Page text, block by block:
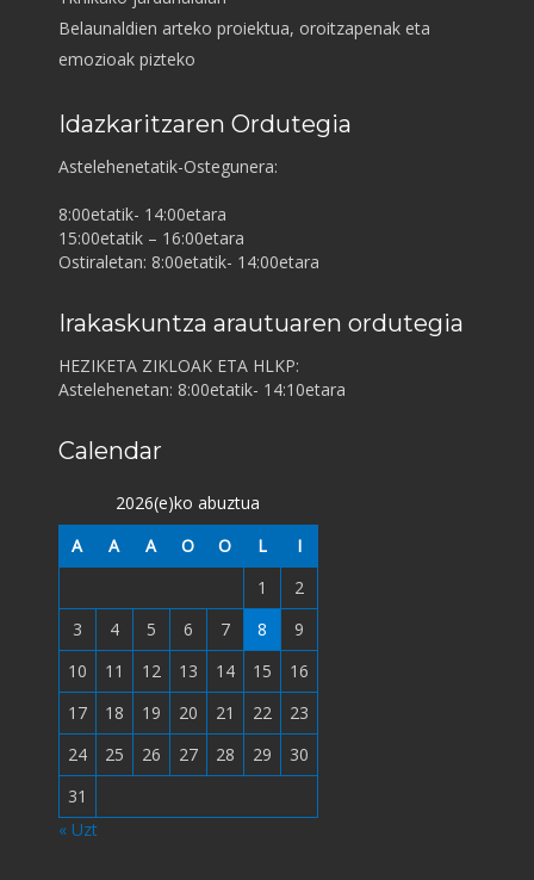
Belaunaldien arteko proiektua, oroitzapenak eta
emozioak pizteko
Idazkaritzaren Ordutegia
Astelehenetatik-Ostegunera:
8:00etatik- 14:00etara
15:00etatik – 16:00etara
Ostiraletan: 8:00etatik- 14:00etara
Irakaskuntza arautuaren ordutegia
HEZIKETA ZIKLOAK ETA HLKP:
Astelehenetan: 8:00etatik- 14:10etara
Calendar
2026(e)ko abuztua
A
A A O O L
I
1
2
3
4 5 6 7 8
9
10
11 12 13 14 15
16
17
18 19 20 21 22
23
24
25 26 27 28 29
30
31
« Uzt